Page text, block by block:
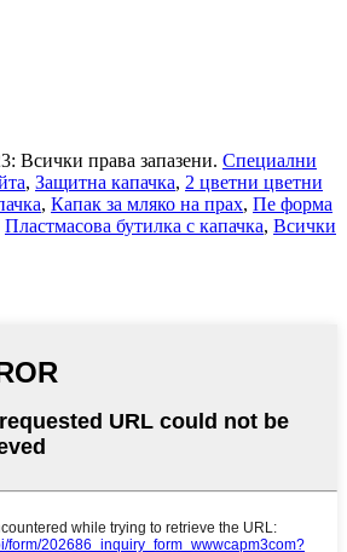
Всички права запазени. Специални
, Защитна капачка, 2 цветни цветни
, Капак за мляко на прах, Пе форма
Пластмасова бутилка с капачка, Всички